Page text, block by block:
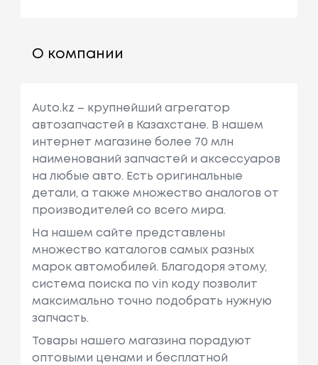
О компании
Auto.kz – крупнейший агрегатор
автозапчастей в Казахстане. В нашем
интернет магазине более 70 млн
наименований запчастей и аксессуаров
на любые авто. Есть оригинальные
детали, а также множество аналогов от
производителей со всего мира.
На нашем сайте представлены
множество каталогов самых разных
марок автомобилей. Благодоря этому,
система поиска по vin коду позволит
максимально точно подобрать нужную
запчасть.
Товары нашего магазина порадуют
оптовыми ценами и бесплатной